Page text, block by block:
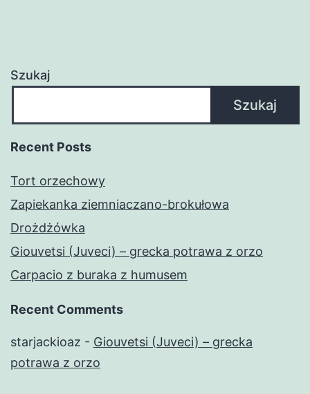
Szukaj
Szukaj
Recent Posts
Tort orzechowy
Zapiekanka ziemniaczano-brokułowa
Drożdżówka
Giouvetsi (Juveci) – grecka potrawa z orzo
Carpacio z buraka z humusem
Recent Comments
starjackioaz - Giouvetsi (Juveci) – grecka
potrawa z orzo